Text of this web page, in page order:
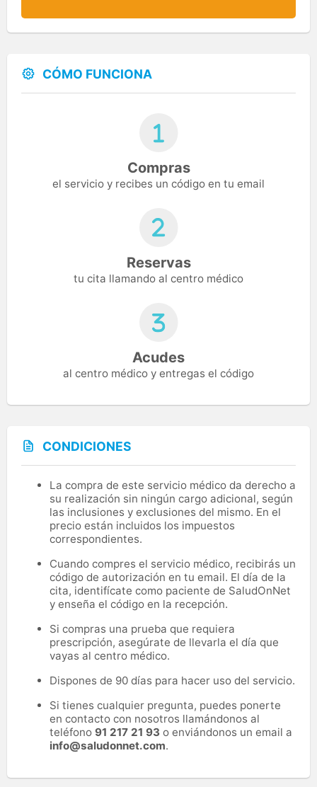
CÓMO FUNCIONA
Compras
el servicio y recibes un código en tu email
Reservas
tu cita llamando al centro médico
Acudes
al centro médico y entregas el código
CONDICIONES
La compra de este servicio médico da derecho a
su realización sin ningún cargo adicional, según
las inclusiones y exclusiones del mismo. En el
precio están incluidos los impuestos
correspondientes.
Cuando compres el servicio médico, recibirás un
código de autorización en tu email. El día de la
cita, identifícate como paciente de SaludOnNet
y enseña el código en la recepción.
Si compras una prueba que requiera
prescripción, asegúrate de llevarla el día que
vayas al centro médico.
Dispones de 90 días para hacer uso del servicio.
Si tienes cualquier pregunta, puedes ponerte
en contacto con nosotros llamándonos al
teléfono 91 217 21 93 o enviándonos un email a
info@saludonnet.com.